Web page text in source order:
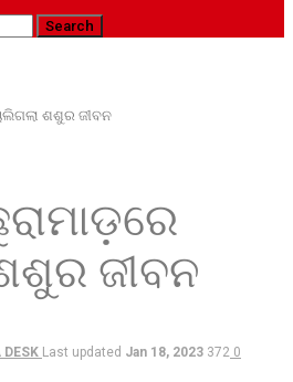
ଶଶୁର ଜୀବନ
ଜୀବନ
Last updated Jan 18, 2023 372 0